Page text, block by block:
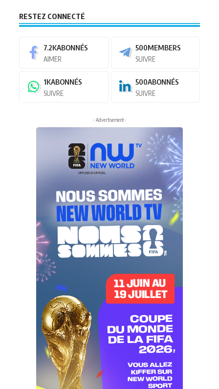
RESTEZ CONNECTÉ
7.2KABONNÉS
AIMER
500MEMBERS
SUIVRE
1KABONNÉS
SUIVRE
500ABONNÉS
SUIVRE
- Advertisement -